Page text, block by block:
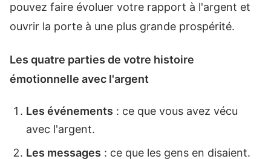
pouvez faire évoluer votre rapport à l'argent et
ouvrir la porte à une plus grande prospérité.
Les quatre parties de votre histoire
émotionnelle avec l'argent
Les événements : ce que vous avez vécu
avec l'argent.
Les messages : ce que les gens en disaient.